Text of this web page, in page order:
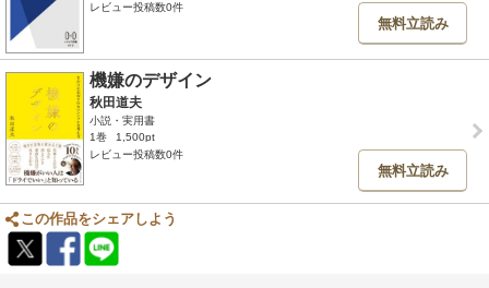
レビュー投稿数0件
無料立読み
機嫌のデザイン
秋田道夫
小説・実用書
1巻
1,500pt
レビュー投稿数0件
無料立読み
この作品をシェアしよう